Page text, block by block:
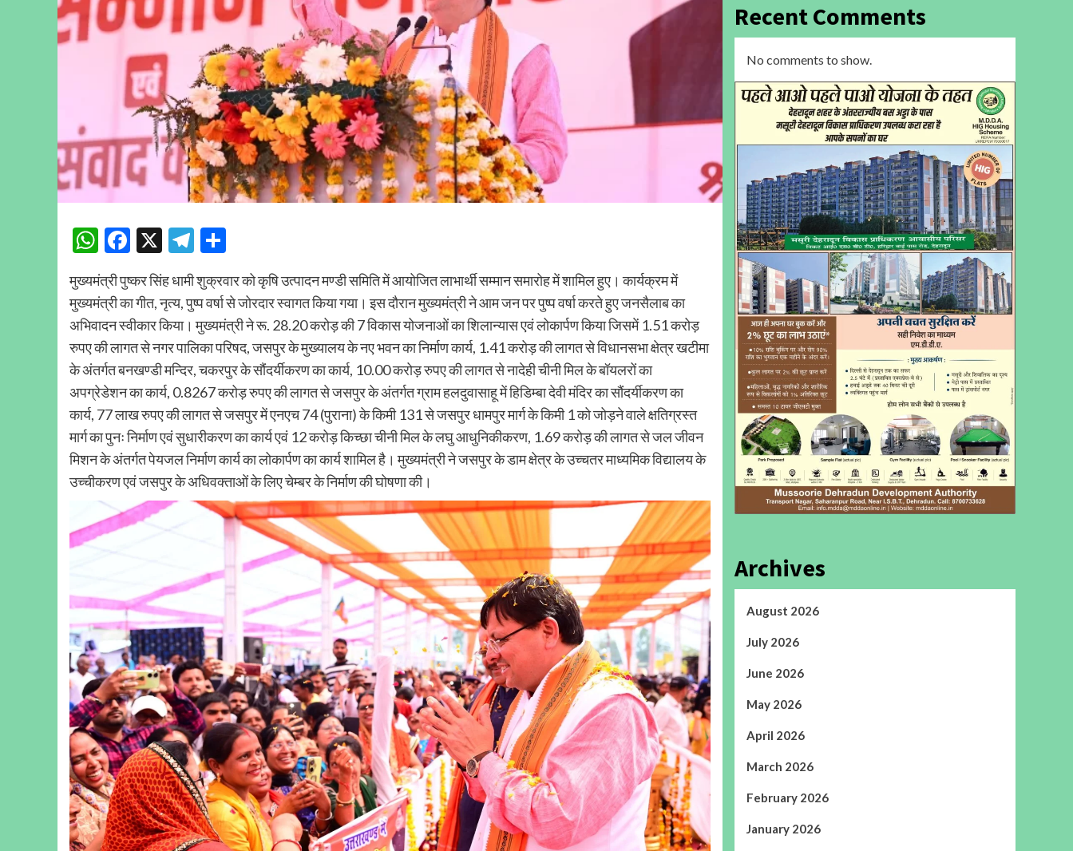
WhatsApp
Facebook
X Telegram
मुख्यमंत्री पुष्कर सिंह धामी शुक्रवार को कृषि उत्पादन मण्डी समिति में आयोजित लाभार्थी सम्मान समारोह में शामिल हुए। कार्यक्रम में
मुख्यमंत्री का गीत, नृत्य, पुष्प वर्षा से जोरदार स्वागत किया गया। इस दौरान मुख्यमंत्री ने आम जन पर पुष्प वर्षा करते हुए जनसैलाब का
अभिवादन स्वीकार किया। मुख्यमंत्री ने रू. 28.20 करोड़ की 7 विकास योजनाओं का शिलान्यास एवं लोकार्पण किया जिसमें 1.51 करोड़
रुपए की लागत से नगर पालिका परिषद, जसपुर के मुख्यालय के नए भवन का निर्माण कार्य, 1.41 करोड़ की लागत से विधानसभा क्षेत्र खटीमा
के अंतर्गत बनखण्डी मन्दिर, चकरपुर के सौंदर्यीकरण का कार्य, 10.00 करोड़ रुपए की लागत से नादेही चीनी मिल के बॉयलरों का
अपग्रेडेशन का कार्य, 0.8267 करोड़ रुपए की लागत से जसपुर के अंतर्गत ग्राम हलदुवासाहू में हिडिम्बा देवी मंदिर का सौंदर्यीकरण का
कार्य, 77 लाख रुपए की लागत से जसपुर में एनएच 74 (पुराना) के किमी 131 से जसपुर धामपुर मार्ग के किमी 1 को जोड़ने वाले क्षतिग्रस्त
मार्ग का पुनः निर्माण एवं सुधारीकरण का कार्य एवं 12 करोड़ किच्छा चीनी मिल के लघु आधुनिकीकरण, 1.69 करोड़ की लागत से जल जीवन
मिशन के अंतर्गत पेयजल निर्माण कार्य का लोकार्पण का कार्य शामिल है। मुख्यमंत्री ने जसपुर के डाम क्षेत्र के उच्चतर माध्यमिक विद्यालय के
उच्चीकरण एवं जसपुर के अधिवक्ताओं के लिए चेम्बर के निर्माण की घोषणा की।
Recent Comments
No comments to show.
Archives
August 2026
July 2026
June 2026
May 2026
April 2026
March 2026
February 2026
January 2026